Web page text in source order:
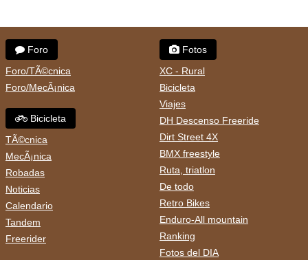
Foro
Foro/TÃ©cnica
Foro/MecÃ¡nica
Bicicleta
TÃ©cnica
MecÃ¡nica
Robadas
Noticias
Calendario
Tandem
Freerider
Fotos
XC - Rural
Bicicleta
Viajes
DH Descenso Freeride
Dirt Street 4X
BMX freestyle
Ruta, triatlon
De todo
Retro Bikes
Enduro-All mountain
Ranking
Fotos del DIA